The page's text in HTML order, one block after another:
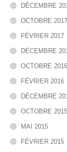
DÉCEMBRE
OCTOBRE 2017
FÉVRIER 2017
DÉCEMBRE
OCTOBRE 2016
FÉVRIER 2016
DÉCEMBRE
OCTOBRE 2015
MAI 2015
FÉVRIER 2015